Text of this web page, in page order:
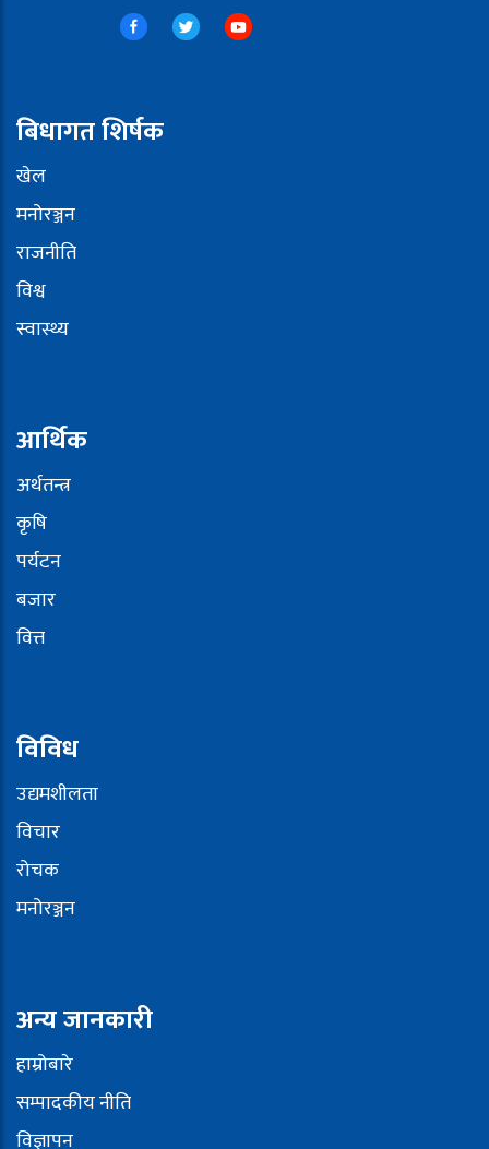
बिधागत शिर्षक
खेल
मनोरञ्जन
राजनीति
विश्व
स्वास्थ्य
आर्थिक
अर्थतन्त्र
कृषि
पर्यटन
बजार
वित्त
विविध
उद्यमशीलता
विचार
रोचक
मनोरञ्जन
अन्य जानकारी
हाम्रोबारे
सम्पादकीय नीति
विज्ञापन